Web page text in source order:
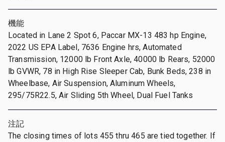
機能
Located in Lane 2 Spot 6, Paccar MX-13 483 hp Engine,
2022 US EPA Label, 7636 Engine hrs, Automated
Transmission, 12000 lb Front Axle, 40000 lb Rears, 52000
lb GVWR, 78 in High Rise Sleeper Cab, Bunk Beds, 238 in
Wheelbase, Air Suspension, Aluminum Wheels,
295/75R22.5, Air Sliding 5th Wheel, Dual Fuel Tanks
注記
The closing times of lots 455 thru 465 are tied together. If